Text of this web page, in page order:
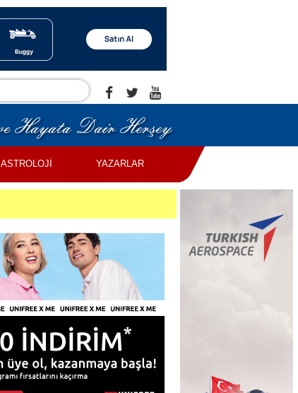
ASTROLOJİ YAZARLAR